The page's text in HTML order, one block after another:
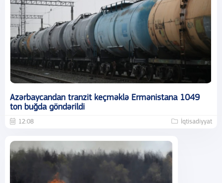
Azərbaycandan tranzit keçməklə Ermənistana 1049
ton buğda göndərildi
12:08 İqtisadiyyat